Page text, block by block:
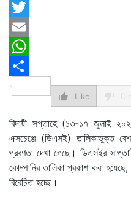
Facebook
Twitter
Email
WhatsApp
Share
Like
বিদায়ী সপ্তাহে (১৩-১৭ জুলাই
এক্সচেঞ্জে (ডিএসই) তালিকাভুক্ত
প্রবণতা দেখা গেছে। ডিএসইর
কোম্পানির তালিকা প্রকাশ করা হয়েছে,
বিবেচিত হচ্ছে।